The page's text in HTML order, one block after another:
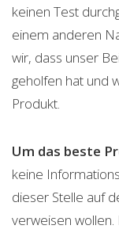
keinen Test
einem anderen
wir, dass unser
geholfen hat und
Produkt.
Um das beste
keine
dieser Stelle auf
verweisen wollen.